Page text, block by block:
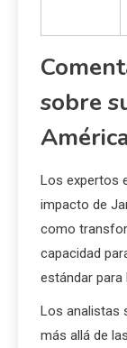
sobre
Los expertos
impacto de
como
capacidad
estándar
Los analistas
más allá de